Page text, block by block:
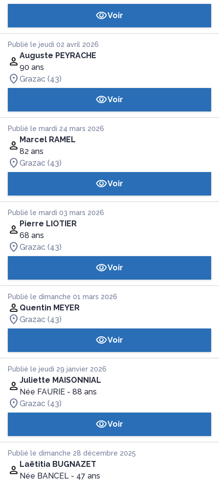
Voir
Publié le jeudi 02 avril 2026
Auguste PEYRACHE
90 ans
Grazac (43)
Voir
Publié le mardi 24 mars 2026
Marcel RAMEL
82 ans
Grazac (43)
Voir
Publié le mardi 03 mars 2026
Pierre LIOTIER
68 ans
Grazac (43)
Voir
Publié le dimanche 01 mars 2026
Quentin MEYER
Grazac (43)
Voir
Publié le jeudi 29 janvier 2026
Juliette MAISONNIAL
Née FAURIE - 88 ans
Grazac (43)
Voir
Publié le dimanche 28 décembre 2025
Laëtitia BUGNAZET
Née BANCEL - 47 ans